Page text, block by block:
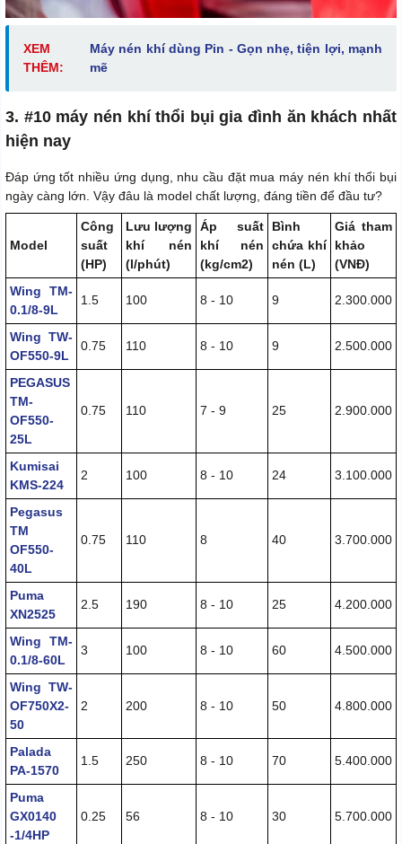
XEM
THÊM:
Máy nén khí dùng Pin - Gọn nhẹ, tiện lợi, mạnh
mẽ
3. #10 máy nén khí thổi bụi gia đình ăn khách nhất
hiện nay
Đáp ứng tốt nhiều ứng dụng, nhu cầu đặt mua máy nén khí thổi bụi
ngày càng lớn. Vậy đâu là model chất lượng, đáng tiền để đầu tư?
Model
Công
suất
(HP)
Lưu lượng
khí nén
(l/phút)
Áp suất
khí nén
(kg/cm2)
Bình
chứa khí
nén (L)
Giá tham
khảo
(VNĐ)
Wing TM-
0.1/8-9L
1.5 100 8 - 10 9 2.300.000
Wing TW-
OF550-9L
0.75 110 8 - 10 9 2.500.000
PEGASUS
TM-
OF550-
25L
0.75 110 7 - 9 25 2.900.000
Kumisai
KMS-224
2 100 8 - 10 24 3.100.000
Pegasus
TM
OF550-
40L
0.75 110 8 40 3.700.000
Puma
XN2525
2.5 190 8 - 10 25 4.200.000
Wing TM-
0.1/8-60L
3 100 8 - 10 60 4.500.000
Wing TW-
OF750X2-
50
2 200 8 - 10 50 4.800.000
Palada
PA-1570
1.5 250 8 - 10 70 5.400.000
Puma
GX0140
-1/4HP
0.25 56 8 - 10 30 5.700.000